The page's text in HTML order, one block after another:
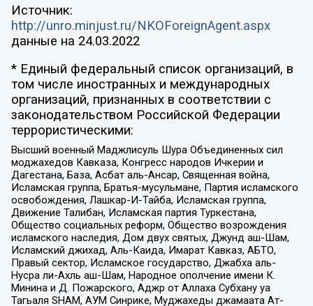
Источник:
http://unro.minjust.ru/NKOForeignAgent.aspx
данные на 24.03.2022
* Единый федеральный список организаций, в
том числе иностранных и международных
организаций, признанных в соответствии с
законодательством Российской Федерации
террористическими:
Высший военный Маджлисуль Шура Объединенных сил
моджахедов Кавказа, Конгресс народов Ичкерии и
Дагестана, База, Асбат аль-Ансар, Священная война,
Исламская группа, Братья-мусульмане, Партия исламского
освобождения, Лашкар-И-Тайба, Исламская группа,
Движение Талибан, Исламская партия Туркестана,
Общество социальных реформ, Общество возрождения
исламского наследия, Дом двух святых, Джунд аш-Шам,
Исламский джихад, Аль-Каида, Имарат Кавказ, АБТО,
Правый сектор, Исламское государство, Джабха аль-
Нусра ли-Ахль аш-Шам, Народное ополчение имени К.
Минина и Д. Пожарского, Аджр от Аллаха Субхану уа
Тагьаля SHAM, АУМ Синрике, Муджахеды джамаата Ат-